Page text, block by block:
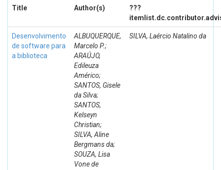
Title Author(s)
???
Desenvolvimento
de software para
a biblioteca
ALBUQUERQUE,
Marcelo P.;
ARAÚJO,
Edileuza
Américo;
SANTOS, Gisele
da Silva;
SANTOS,
Kelseyn
Christian;
SILVA, Aline
Bergmans da;
SOUZA, Lisa
Vone de
SILVA, Laércio Natalino da